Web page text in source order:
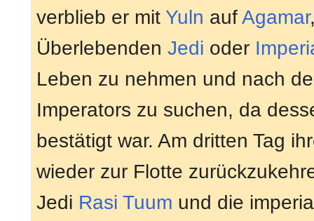
verblieb er mit Yuln aufAgamar
Überlebenden Jedi oder
Leben zu nehmen und nach
Imperators zu suchen, da
bestätigt war. Am dritten Tag
wieder zur Flotte
Jedi Rasi Tuum und die